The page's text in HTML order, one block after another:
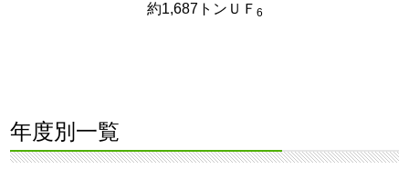
約1,687トンＵＦ 6
年度別一覧